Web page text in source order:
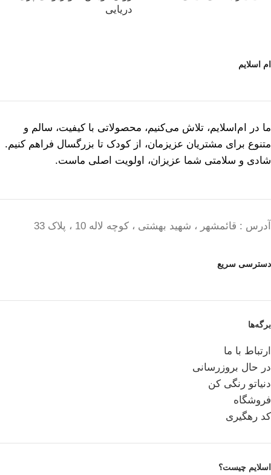
دریایی
ام اسلایم
ما در ام‌اسلایم، تلاش می‌کنیم، محصولاتی با کیفیت، سالم و
متنوع برای مشتریان عزیزمان، از کودک تا بزرگسال فراهم کنیم.
شادی و سلامتی شما عزیزان، اولویت اصلی ماست.
آدرس : قائمشهر ، شهید بهشتی ، کوچه لاله 10 ، پلاک 33
دسترسی سریع
برگه‌ها
ارتباط با ما
در حال بروزرسانی
دنیاتو رنگی کن
فروشگاه
کد رهگیری
اسلایم چیست؟